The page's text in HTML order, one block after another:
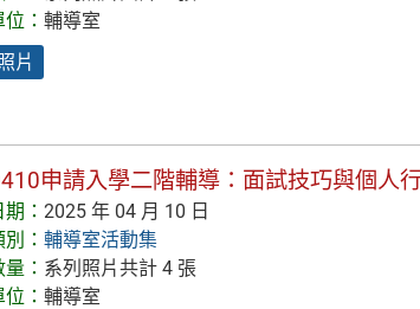
位：輔導室
片
申請入學二階輔導：面試技巧與個人
期：2025 年 04 月 10 日
別：輔導室活動集
： 系列照片共計 4 張
位：輔導室